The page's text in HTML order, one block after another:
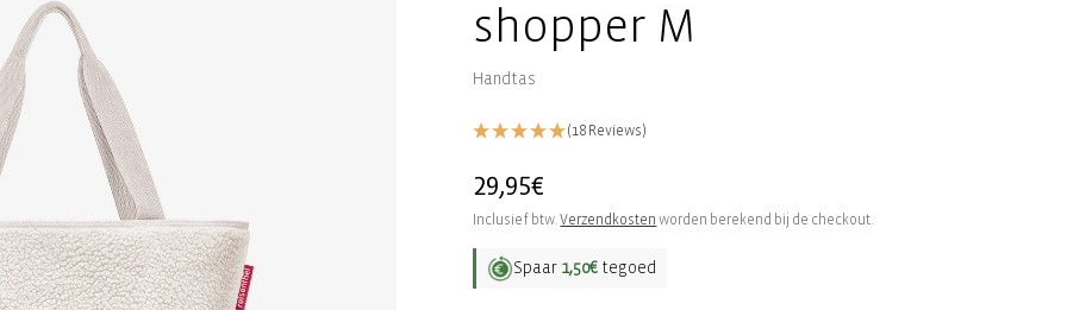
shopper M
Handtas
(18 Reviews)
Normale
prijs
29,95€
Inclusief btw.Verzendkosten worden berekend bij de checkout.
Spaar 1,50€ tegoed